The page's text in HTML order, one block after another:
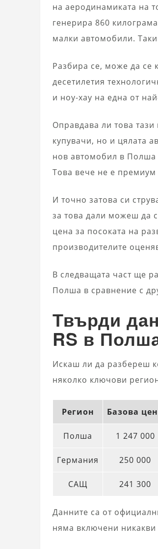
на аеродинамиката на
генерира 860
малки автомобили.
Разбира се, може да се
десетилетия
и ноу-хау на една от
Оправдава ли това
купувачи, но и цялата
нов автомобил в Полша
Това вече не е премиум
И точно затова си
за това дали можеш да
цена за посоката на
производителите
В следващата част ще
Полша в сравнение с
Твърди
RS в
Искаш ли да разбереш
няколко ключови
Регион Базова
Полша 1 247 000
Германия 250 000
САЩ 241 300
Данните са от
няма включени никакви